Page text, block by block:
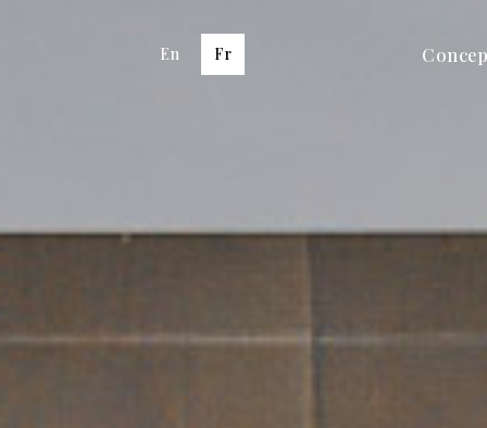
En Fr